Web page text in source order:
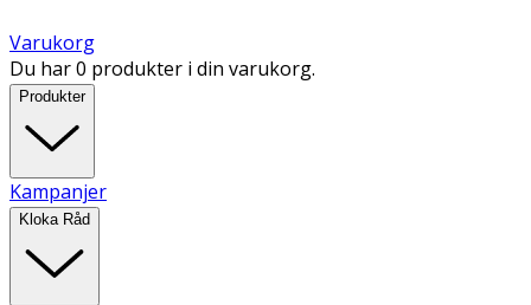
Varukorg
Du har 0 produkter i din varukorg.
Produkter
Kampanjer
Kloka Råd